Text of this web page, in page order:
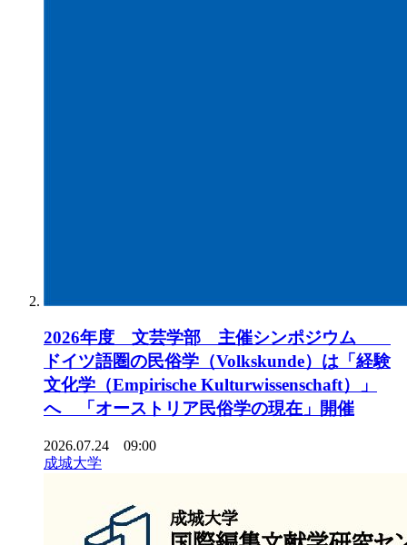
2026年度 文芸学部 主催シンポジウム
ドイツ語圏の民俗学（Volkskunde）は「経験
文化学（Empirische Kulturwissenschaft）」
へ 「オーストリア民俗学の現在」開催
2026.07.24 09:00
成城大学